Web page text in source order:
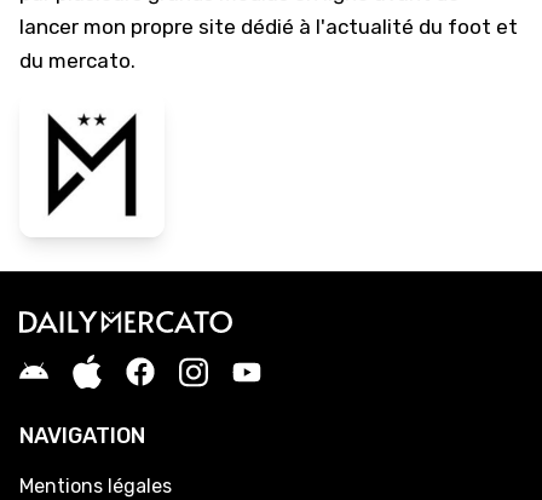
lancer mon propre site dédié à l'actualité du foot et
du mercato.
NAVIGATION
Mentions légales